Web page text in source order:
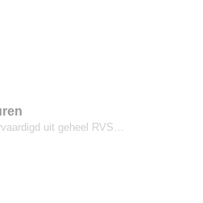
uit geheel RVS…